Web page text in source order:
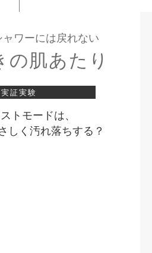
ャワーには戻れない
の肌あたり
実証実験
トモードは、
しく汚れ落ちする？